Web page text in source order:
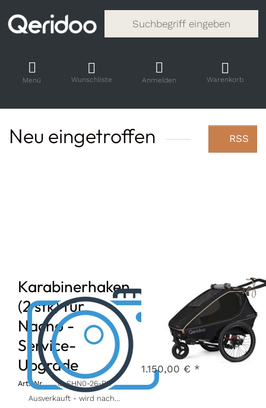
Menü Wunschliste Anmelden Warenkorb
Neu eingetroffen RSS
Karabinerhaken
(2 stk) für
Nacho -
Service-
Upgrade
Art.-Nr.
U-SHN0-26-BK
Ausverkauft - wird nachgeliefert, sobald wieder auf Lager.
Kidgoo 2 Flex
Q-KGX2-26
Weitere Option:
Vorbestellung Liefertermin Unbekannt
1.150,00 € *